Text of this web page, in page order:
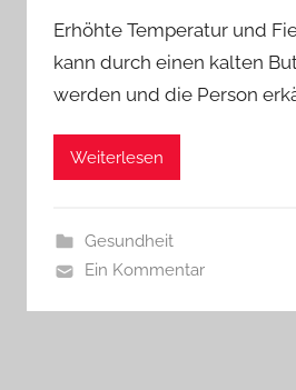
Erhöhte Temperatur und
kann durch einen kalten
werden und die Person
Weiterlesen
Gesundheit
Ein Kommentar